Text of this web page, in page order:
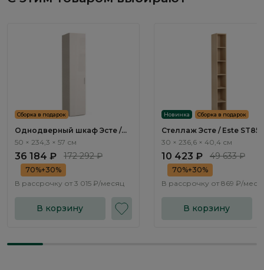
Сборка в подарок
Однодверный шкаф Эсте /
Este ST801.0
50 × 234,3 × 57 см
36 184 ₽ 172 292 ₽
70%+30%
В рассрочку от 3 015 ₽/месяц
В корзину
Новинка Сборка в подарок
Стеллаж Эсте / Este
30 × 236,6 × 40,4 см
10 423 ₽ 49 633 ₽
70%+30%
В рассрочку от 869 ₽/
В корзину